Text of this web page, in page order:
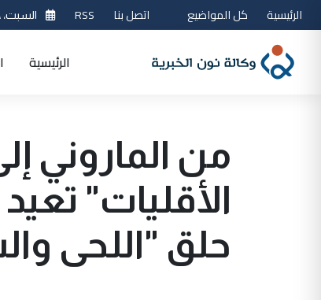
الرئيسية كل المواضيع اتصل بنا RSS السبت، ٨ أغسطس 2026
الرئيسية
من الماروني
الأقليات"
حلق "اللحى